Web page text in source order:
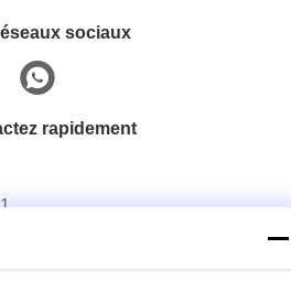
sociaux
rapidement